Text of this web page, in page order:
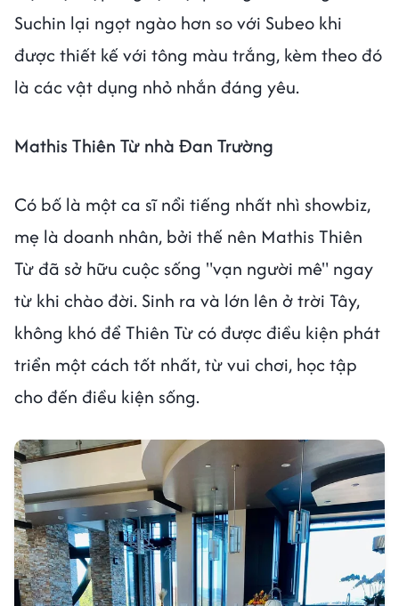
Suchin lại ngọt ngào hơn so với Subeo khi
được thiết kế với tông màu trắng, kèm theo đó
là các vật dụng nhỏ nhắn đáng yêu.
Mathis Thiên Từ nhà Đan Trường
Có bố là một ca sĩ nổi tiếng nhất nhì showbiz,
mẹ là doanh nhân, bởi thế nên Mathis Thiên
Từ đã sở hữu cuộc sống "vạn người mê" ngay
từ khi chào đời. Sinh ra và lớn lên ở trời Tây,
không khó để Thiên Từ có được điều kiện phát
triển một cách tốt nhất, từ vui chơi, học tập
cho đến điều kiện sống.